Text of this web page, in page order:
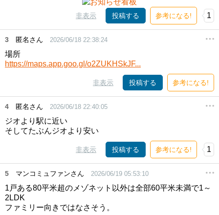
非表示 投稿する 参考になる! 1
3 匿名さん 2026/06/18 22:38:24
場所
https://maps.app.goo.gl/o2ZUKHSkJF...
非表示 投稿する 参考になる!
4 匿名さん 2026/06/18 22:40:05
ジオより駅に近い
そしてたぶんジオより安い
非表示 投稿する 参考になる! 1
5 マンコミュファンさん 2026/06/19 05:53:10
1戸ある80平米超のメゾネット以外は全部60平米未満で1～
2LDK
ファミリー向きではなさそう。